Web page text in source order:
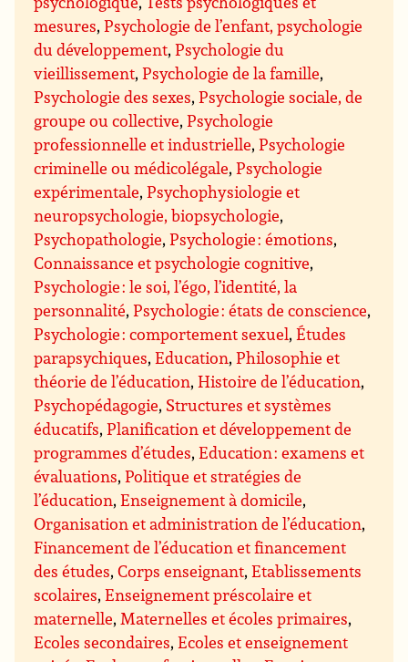
mesures,Psychologie de l’enfant, psychologie
du développement,Psychologie du
vieillissement,Psychologie de la famille,
Psychologie des sexes,Psychologie sociale, de
groupe ou collective,Psychologie
professionnelle et industrielle,Psychologie
criminelle ou médicolégale,Psychologie
expérimentale,Psychophysiologie et
neuropsychologie, biopsychologie,
Psychopathologie,Psychologie : émotions,
Connaissance et psychologie cognitive,
Psychologie : le soi, l’égo, l’identité, la
personnalité,Psychologie : états de conscience,
Psychologie : comportement sexuel,Études
parapsychiques,Education,Philosophie et
théorie de l’éducation,Histoire de l’éducation,
Psychopédagogie, Structures et systèmes
éducatifs,Planification et développement de
programmes d’études,Education : examens et
évaluations,Politique et stratégies de
l’éducation,Enseignement à domicile,
Organisation et administration de l’éducation,
Financement de l’éducation et financement
des études,Corps enseignant,Etablissements
scolaires,Enseignement préscolaire et
maternelle,Maternelles et écoles primaires,
Ecoles secondaires,Ecoles et enseignement